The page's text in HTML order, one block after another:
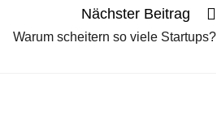
Nächster Beitrag
Warum scheitern so viele Startups?